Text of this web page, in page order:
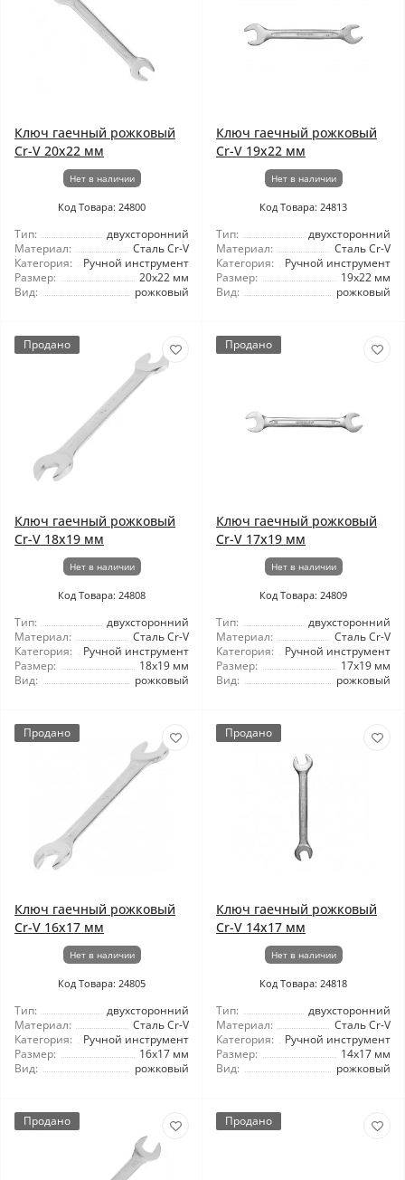
Ключ гаечный рожковый
Cr-V 20x22 мм
Нет в наличии
Код Товара: 24800
Тип:
двухсторонний
Материал:
Сталь Cr-V
Категория:
Ручной инструмент
Размер:
20x22 мм
Вид:
рожковый
Ключ гаечный рожковый
Cr-V 19x22 мм
Нет в наличии
Код Товара: 24813
Тип:
двухсторонний
Материал:
Сталь Cr-V
Категория:
Ручной инструмент
Размер:
19x22 мм
Вид:
рожковый
Продано
Ключ гаечный рожковый
Cr-V 18x19 мм
Нет в наличии
Код Товара: 24808
Тип:
двухсторонний
Материал:
Сталь Cr-V
Категория:
Ручной инструмент
Размер:
18x19 мм
Вид:
рожковый
Продано
Ключ гаечный рожковый
Cr-V 17x19 мм
Нет в наличии
Код Товара: 24809
Тип:
двухсторонний
Материал:
Сталь Cr-V
Категория:
Ручной инструмент
Размер:
17x19 мм
Вид:
рожковый
Продано
Ключ гаечный рожковый
Cr-V 16x17 мм
Нет в наличии
Код Товара: 24805
Тип:
двухсторонний
Материал:
Сталь Cr-V
Категория:
Ручной инструмент
Размер:
16x17 мм
Вид:
рожковый
Продано
Ключ гаечный рожковый
Cr-V 14x17 мм
Нет в наличии
Код Товара: 24818
Тип:
двухсторонний
Материал:
Сталь Cr-V
Категория:
Ручной инструмент
Размер:
14x17 мм
Вид:
рожковый
Продано Продано